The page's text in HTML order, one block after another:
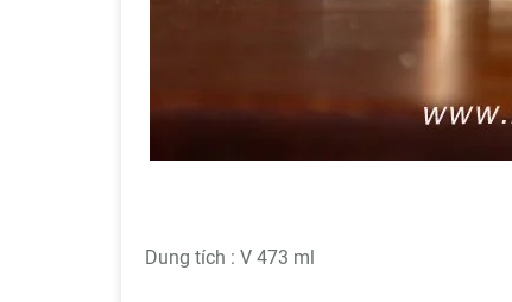
Dung tích : V 473 ml